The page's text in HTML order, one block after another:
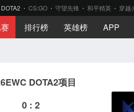
DOTA2 CS:GO 守望先锋 和平精英 穿越
排行榜 英雄榜 APP
DOTA2项目
0 : 2